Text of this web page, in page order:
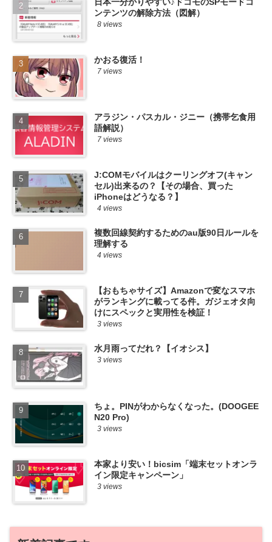
ンテンツの解除方法（図解）
8 views
かおる復活！
7 views
アラジン・パスカル・ジニー（携帯乞食用
語解説）
7 views
J:COMモバイルはクーリングオフ(キャン
セル)出来るの？【その場合、買った
iPhoneはどうなる？】
4 views
複数回線契約するためのau版90日ルールを
理解する
4 views
【おもちゃサイズ】Amazonで変なスマホ
がランキングに載ってる件。ガジェオタ向
けにスペックと実用性を検証！
3 views
水月雨ってだれ？【イオシス】
3 views
ちょ。PINがわからなくなった。(DOOGEE
N20 Pro)
3 views
本家より安い！bicsim「端末セットオンラ
イン限定キャンペーン」
3 views